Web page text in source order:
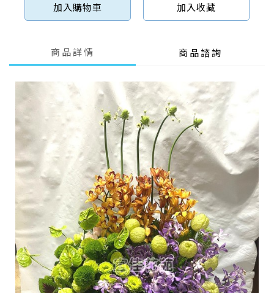
加入購物車 加入收藏
商品詳情 商品諮詢